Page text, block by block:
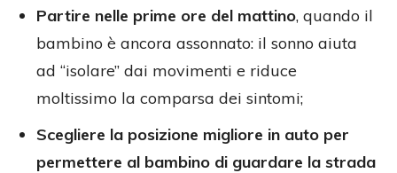
Partire nelle prime ore del mattino, quando il
bambino è ancora assonnato: il sonno aiuta
ad “isolare” dai movimenti e riduce
moltissimo la comparsa dei sintomi;
Scegliere la posizione migliore in auto per
permettere al bambino di guardare la strada